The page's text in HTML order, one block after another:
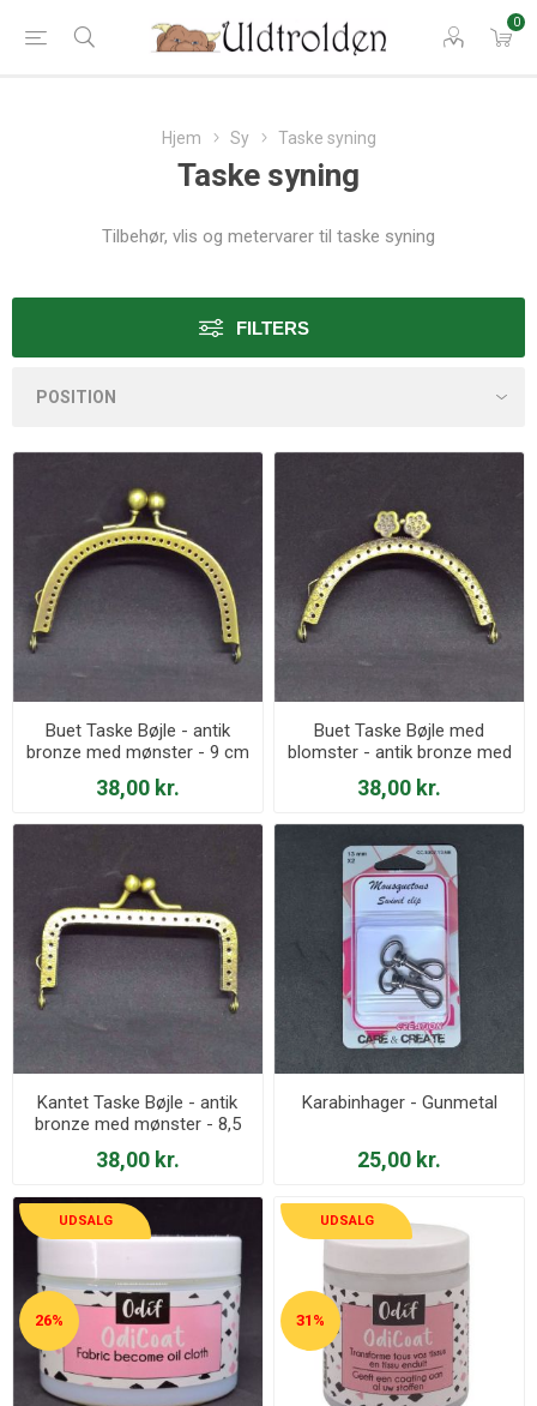
0
Hjem Sy Taske syning
Taske syning
Tilbehør, vlis og metervarer til taske syning
FILTERS
Buet Taske Bøjle - antik
bronze med mønster - 9 cm
38,00 kr.
Buet Taske Bøjle med
blomster - antik bronze med
mønster - 9 cm
38,00 kr.
Kantet Taske Bøjle - antik
bronze med mønster - 8,5
38,00 kr.
Karabinhager - Gunmetal
25,00 kr.
UDSALG
26%
UDSALG
31%